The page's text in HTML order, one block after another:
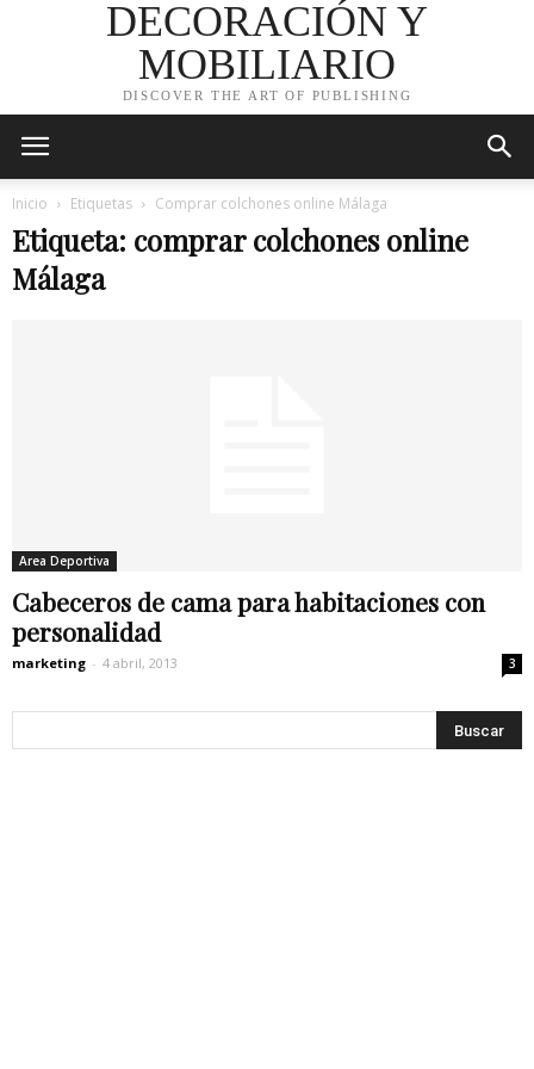
DECORACIÓN Y
MOBILIARIO
DISCOVER THE ART OF PUBLISHING
Inicio Etiquetas Comprar colchones online Málaga
Etiqueta: comprar colchones online
Málaga
Area Deportiva
Cabeceros de cama para habitaciones con
personalidad
marketing - 4 abril, 2013 3